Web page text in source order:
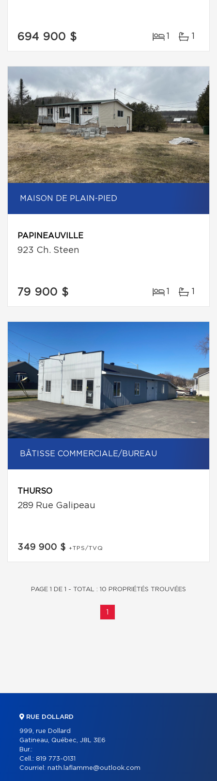
694 900 $ 1 1
MAISON DE PLAIN-PIED
PAPINEAUVILLE
923 Ch. Steen
79 900 $ 1 1
BÂTISSE COMMERCIALE/BUREAU
THURSO
289 Rue Galipeau
349 900 $ +TPS/TVQ
PAGE 1 DE 1 - TOTAL : 10 PROPRIÉTÉS TROUVÉES
RUE DOLLARD
999, rue Dollard
Gatineau, Québec, J8L 3E6
Bur.:
Cell.: 819 773-0131
Courriel: nath.laflamme@outlook.com